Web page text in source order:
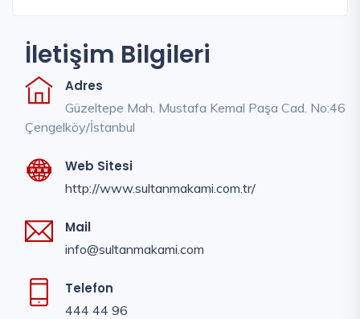
İletişim Bilgileri
Adres
Güzeltepe Mah. Mustafa Kemal Paşa Cad. No:46
Çengelköy/İstanbul
Web Sitesi
http://www.sultanmakami.com.tr/
Mail
info@sultanmakami.com
Telefon
444 44 96